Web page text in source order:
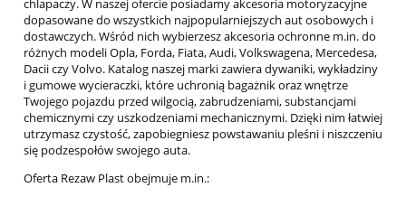
TOYOTA
UNIWERSALNE
VOLKSWAGEN
VOLVO
chlapaczy. W naszej ofercie posiadamy akcesoria motoryzacyjne
dopasowane do wszystkich najpopularniejszych aut osobowych i
dostawczych. Wśród nich wybierzesz akcesoria ochronne m.in. do
różnych modeli Opla, Forda, Fiata, Audi, Volkswagena, Mercedesa,
Dacii czy Volvo. Katalog naszej marki zawiera dywaniki, wykładziny
i gumowe wycieraczki, które uchronią bagażnik oraz wnętrze
Twojego pojazdu przed wilgocią, zabrudzeniami, substancjami
chemicznymi czy uszkodzeniami mechanicznymi. Dzięki nim łatwiej
utrzymasz czystość, zapobiegniesz powstawaniu pleśni i niszczeniu
się podzespołów swojego auta.
Oferta Rezaw Plast obejmuje m.in.: